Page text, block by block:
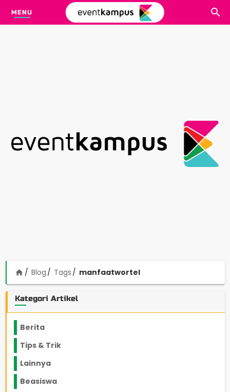
MENU
home Blog Tags manfaatwortel
Kategori Artikel
Berita
Tips & Trik
Lainnya
Beasiswa